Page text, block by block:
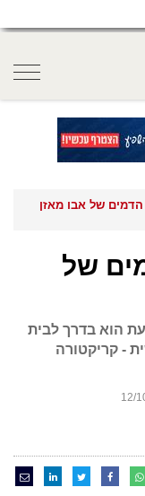
של אבו מאזן
של
הוא בדרך לבית
- קריקטורה